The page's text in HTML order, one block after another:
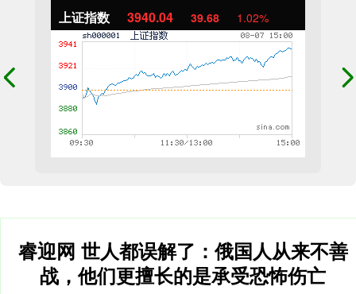
上证指数 3940.04 39.68 1.02%
睿迎网 世人都误解了：俄国人从来不善
战，他们更擅长的是承受恐怖伤亡